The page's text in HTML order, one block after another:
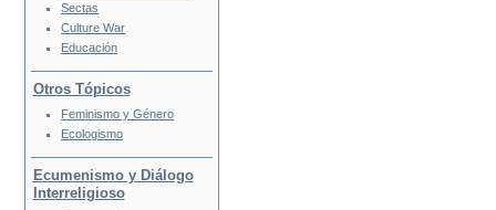
Sectas
Culture War
Educación
Otros Tópicos
Feminismo y Género
Ecologismo
Ecumenismo y Diálogo
Interreligioso